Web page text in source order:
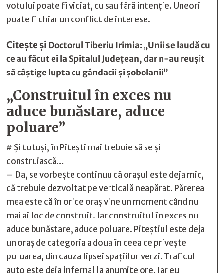
votului poate fi viciat, cu sau fără intenție. Uneori
poate fi chiar un conflict de interese.
Citește și Doctorul Tiberiu Irimia: „Unii se laudă cu
ce au făcut ei la Spitalul Judeţean, dar n-au reuşit
să câştige lupta cu gândacii şi şobolanii”
„Construitul în exces nu
aduce bunăstare, aduce
poluare”
# Și totuși, în Pitești mai trebuie să se și
construiască…
– Da, se vorbește continuu că orașul este deja mic,
că trebuie dezvoltat pe verticală neapărat. Părerea
mea este că în orice oraș vine un moment când nu
mai ai loc de construit. Iar construitul în exces nu
aduce bunăstare, aduce poluare. Piteștiul este deja
un oraș de categoria a doua în ceea ce privește
poluarea, din cauza lipsei spațiilor verzi. Traficul
auto este deja infernal la anumite ore. Iar eu